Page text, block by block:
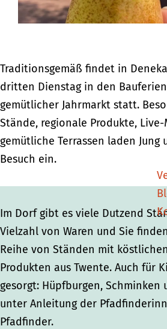
n
a
m
p
e
k
a
m
p
e
k
a
m
p
Traditionsgemäß findet in
dritten Dienstag in den
gemütlicher Jahrmarkt statt.
Stände, regionale Produkte, Live-
gemütliche Terrassen laden Jung
Besuch ein.
Im Dorf gibt es viele Dutzend
Vielzahl von Waren und Sie
Reihe von Ständen mit
Produkten aus Twente. Auch für
gesorgt: Hüpfburgen, Schminken
unter Anleitung der
Pfadfinder.